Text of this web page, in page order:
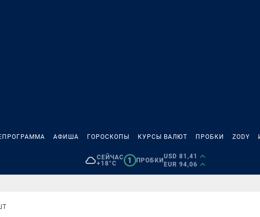
АФИША ГОРОСКОПЫ КУРСЫ ВАЛЮТ ПРОБКИ ZODY
СЕЙЧАС
+18°C
1 ПРОБКИ
USD 81,41
EUR 94,06